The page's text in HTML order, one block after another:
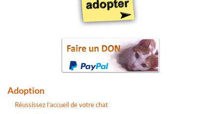
Adoption
Réussissez l’accueil de votre chat